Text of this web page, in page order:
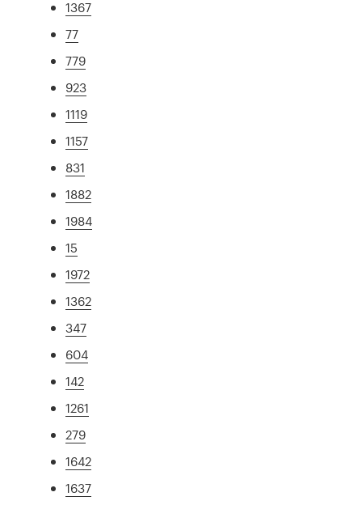
1367
77
779
923
1119
1157
831
1882
1984
15
1972
1362
347
604
142
1261
279
1642
1637